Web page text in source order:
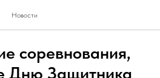
Новости
соревнования,
Дню Защитника